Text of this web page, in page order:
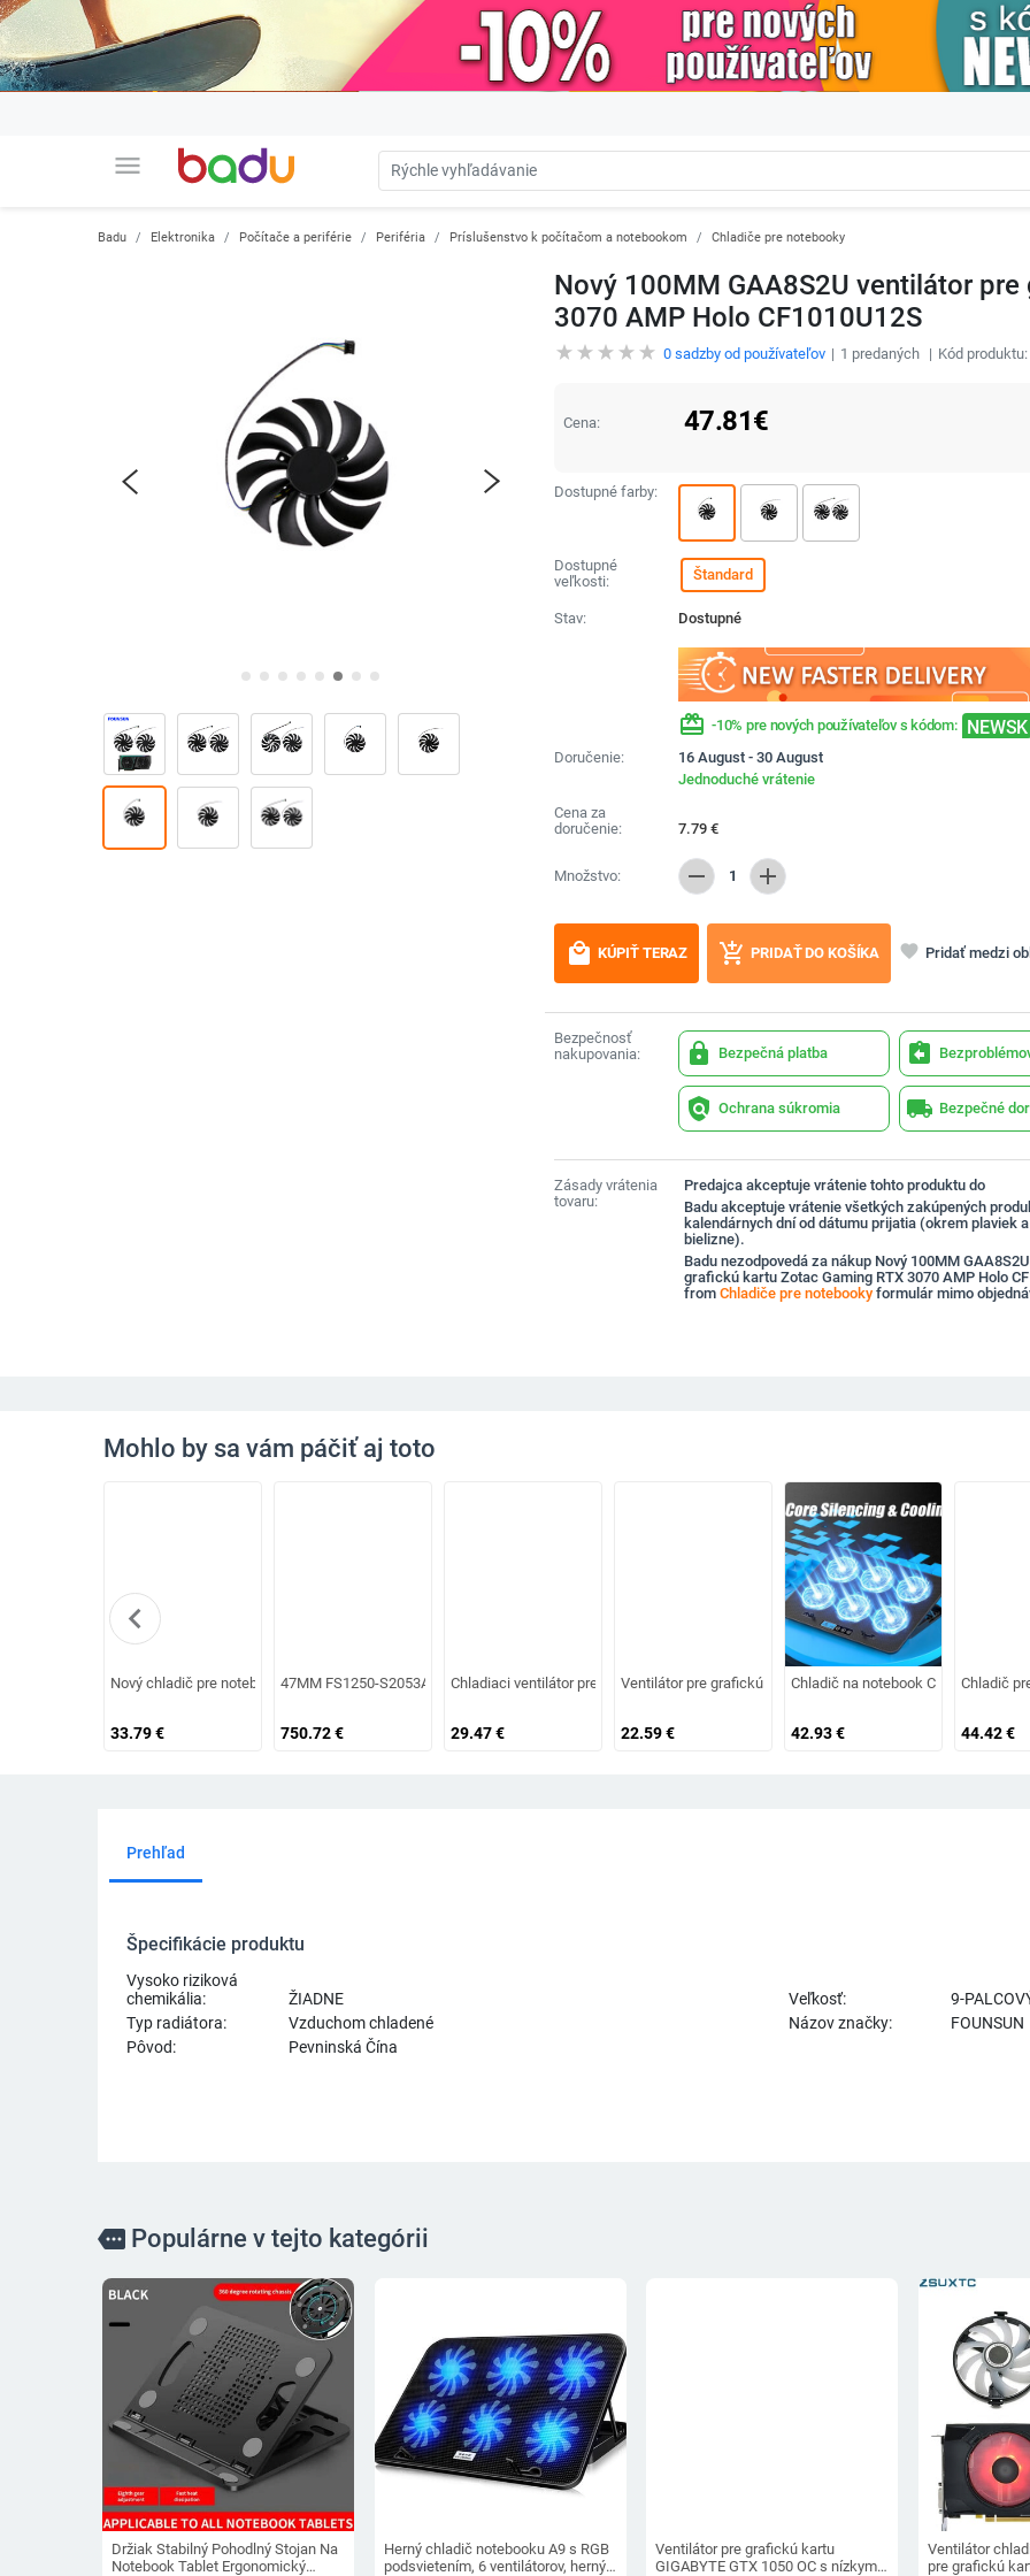
menu
Badu Elektronika Počítače a periférie Periféria Príslušenstvo k počítačom a notebookom Chladiče pre notebooky
Nový 100MM GAA8S2U ventilátor
3070 AMP Holo CF1010U12S
0sadzby od používateľov 1 predaných Kód produktu:
Cena: 47.81€
Dostupné farby:
Dostupné
veľkosti:
Štandard
Stav: Dostupné
redeem -10% pre nových používateľov s kódom: NEWSK
Doručenie:
16 August - 30 August
Jednoduché vrátenie
Cena za
doručenie:
7.79€
Množstvo: remove 1 add
local_mall KÚPIŤ TERAZ add_shopping_cart PRIDAŤ DO KOŠÍKA favorite Pridať medzi
Bezpečnosť
nakupovania:
lock Bezpečná platba assignment_return
policy Ochrana súkromia local_shipping Bezpečné
Zásady vrátenia
tovaru:
Predajca akceptuje vrátenie tohto produktu do
Badu akceptuje vrátenie všetkých zakúpených
kalendárnych dní od dátumu prijatia (okrem plaviek
bielizne).
Badu nezodpovedá za nákup Nový 100MM
grafickú kartu Zotac Gaming RTX 3070 AMP Holo
from Chladiče pre notebookyformulár mimo
Mohlo by sa vám páčiť aj toto
Nový chladič pre notebook, CPU, GPU, chladič pre notebook, PC pre ASUS ROG Strix G512L G532L G712L G732L DC12V
33.79€
47MM FS1250-S2053A DC 12V 0.19A 3-pinový chladič GPU GPU pre Gigabyte GTX 1050Ti OC nízkoprofilový 4G
750.72€
Chladiaci ventilátor pre XFX RX 550 RX 560 Radeon AMD RX550 RX560 grafickú kartu
29.47€
Ventilátor pre grafickú kartu ASUS DUAL-GTX 1060-O3G
22.59€
Chladič na notebook COOLCOLD
42.93€
Chladič
44.42€
chevron_left
Prehľad
Špecifikácie produktu
Vysoko riziková
chemikália:
ŽIADNE Veľkosť:
9-
Typ radiátora:
Vzduchom chladené Názov značky:
FOUNSUN
Pôvod:
Pevninská Čína
more Populárne v tejto kategórii
Držiak Stabilný Pohodlný Stojan Na
Notebook Tablet Ergonomický
Herný chladič notebooku A9 s RGB
podsvietením, 6 ventilátorov, herný
Ventilátor pre grafickú kartu
GIGABYTE GTX 1050 OC s nízkym
Ventilátor
pre grafickú